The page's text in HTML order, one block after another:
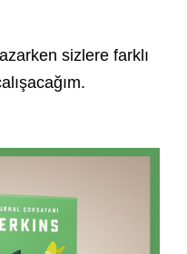
sizlere farklı